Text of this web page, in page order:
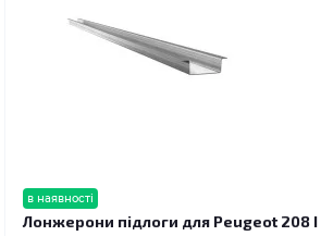
в наявності
Лонжерони підлоги для Peugeot 208